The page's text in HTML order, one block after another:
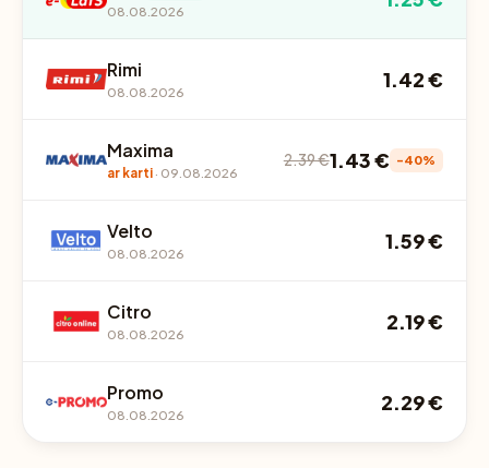
08.08.2026
Rimi
08.08.2026
1.42 €
Maxima
ar karti· 09.08.2026
2.39 €1.43 € -40%
Velto
08.08.2026
1.59 €
Citro
08.08.2026
2.19 €
Promo
08.08.2026
2.29 €